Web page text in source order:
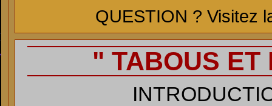
QUESTION ? Visitez
" TABOUS ET